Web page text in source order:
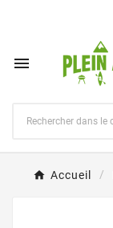

Accueil